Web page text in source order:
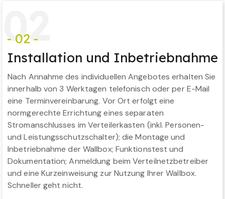
02
- 02 -
Installation und Inbetriebnahme
Nach Annahme des individuellen Angebotes erhalten Sie
innerhalb von 3 Werktagen telefonisch oder per E-Mail
eine Terminvereinbarung. Vor Ort erfolgt eine
normgerechte Errichtung eines separaten
Stromanschlusses im Verteilerkasten (inkl. Personen-
und Leistungsschutzschalter); die Montage und
Inbetriebnahme der Wallbox; Funktionstest und
Dokumentation; Anmeldung beim Verteilnetzbetreiber
und eine Kurzeinweisung zur Nutzung Ihrer Wallbox.
Schneller geht nicht.